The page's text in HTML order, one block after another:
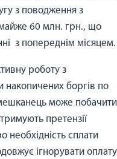
з поводження з
60 млн. грн., що
з попереднім місяцем.
роботу з
боргів по
може побачити
претензії
необхідність сплати
ігнорувати оплату